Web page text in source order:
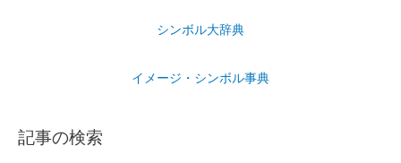
シンボル大辞典
イメージ・シンボル事典
記事の検索